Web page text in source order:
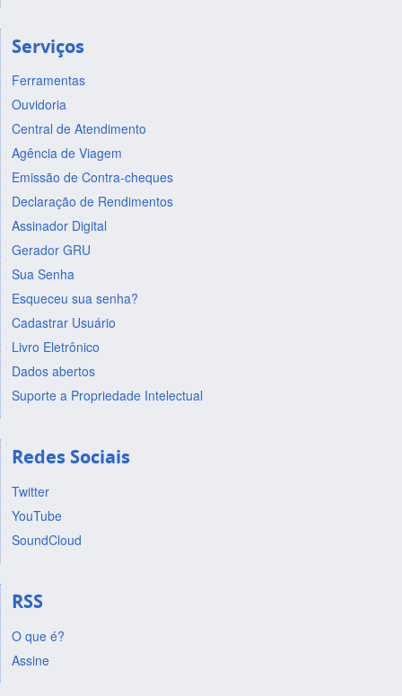
Serviços
Ferramentas
Ouvidoria
Central de Atendimento
Agência de Viagem
Emissão de Contra-cheques
Declaração de Rendimentos
Assinador Digital
Gerador GRU
Sua Senha
Esqueceu sua senha?
Cadastrar Usuário
Livro Eletrônico
Dados abertos
Suporte a Propriedade Intelectual
Redes Sociais
Twitter
YouTube
SoundCloud
RSS
O que é?
Assine